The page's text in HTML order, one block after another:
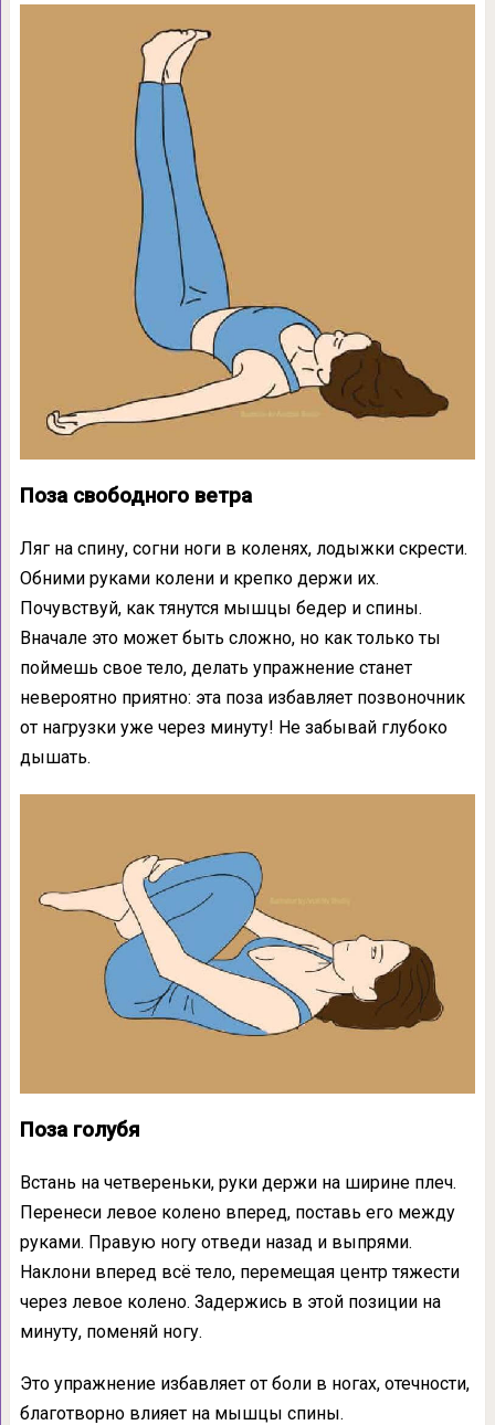
Поза свободного ветра
Ляг на спину, согни ноги в коленях, лодыжки скрести.
Обними руками колени и крепко держи их.
Почувствуй, как тянутся мышцы бедер и спины.
Вначале это может быть сложно, но как только ты
поймешь свое тело, делать упражнение станет
невероятно приятно: эта поза избавляет позвоночник
от нагрузки уже через минуту! Не забывай глубоко
дышать.
Поза голубя
Встань на четвереньки, руки держи на ширине плеч.
Перенеси левое колено вперед, поставь его между
руками. Правую ногу отведи назад и выпрями.
Наклони вперед всё тело, перемещая центр тяжести
через левое колено. Задержись в этой позиции на
минуту, поменяй ногу.
Это упражнение избавляет от боли в ногах, отечности,
благотворно влияет на мышцы спины.